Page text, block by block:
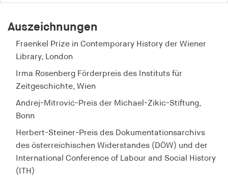
Auszeichnungen
Fraenkel Prize in Contemporary History der Wiener
Library, London
Irma Rosenberg Förderpreis des Instituts für
Zeitgeschichte, Wien
Andrej-Mitrović-Preis der Michael-Zikic-Stiftung,
Bonn
Herbert-Steiner-Preis des Dokumentationsarchivs
des österreichischen Widerstandes (DÖW) und der
International Conference of Labour and Social History
(ITH)